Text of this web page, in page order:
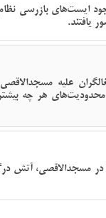
وجود ایست‌های بازرسی
یافتند.
علیه
محدودیت‌های هر چه
مسجدالاقصی، آتش